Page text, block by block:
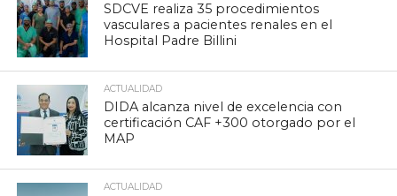
SDCVE realiza 35 procedimientos
vasculares a pacientes renales en el
Hospital Padre Billini
ACTUALIDAD
DIDA alcanza nivel de excelencia con
certificación CAF +300 otorgado por el
MAP
ACTUALIDAD